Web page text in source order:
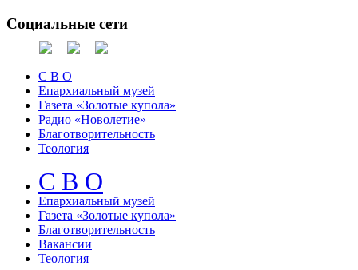
Социальные сети
С В О
Епархиальный музей
Газета «Золотые купола»
Радио «Новолетие»
Благотворительность
Теология
С В О
Епархиальный музeй
Газета «Золотые купола»
Благотворительность
Вакансии
Теология